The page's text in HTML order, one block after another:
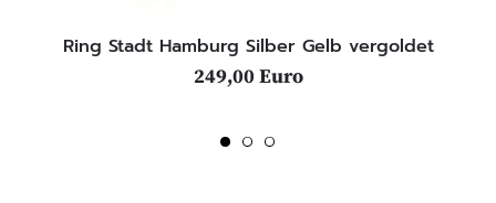
Ring Stadt Hamburg Silber Gelb vergoldet
249,00 Euro